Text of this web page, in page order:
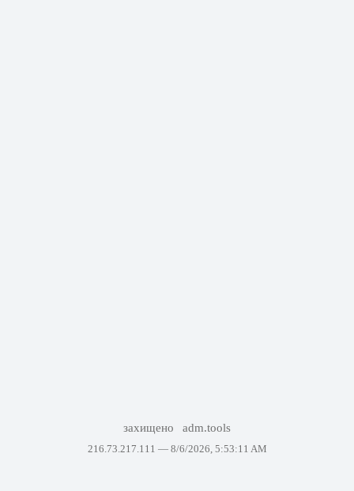
захищено adm.tools
216.73.217.111 — 8/6/2026, 5:53:11 AM